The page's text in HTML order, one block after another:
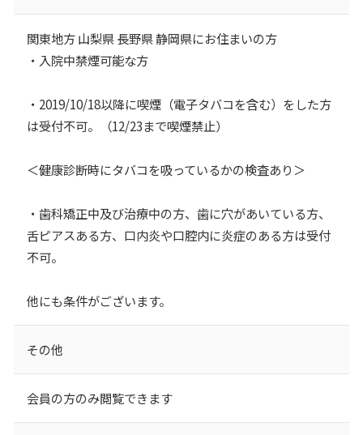
関東地方 山梨県 長野県 静岡県にお住まいの方
・入院中禁煙可能な方
・2019/10/18以降に喫煙（電子タバコを含む）をした方
は受付不可。（12/23まで喫煙禁止）
＜健康診断時にタバコを吸っているかの検査あり＞
・歯科矯正中及び治療中の方、歯に穴があいている方、
舌ピアスある方、口内炎や口腔内に炎症のある方は受付
不可。
他にも条件がございます。
その他
会員の方のみ閲覧できます